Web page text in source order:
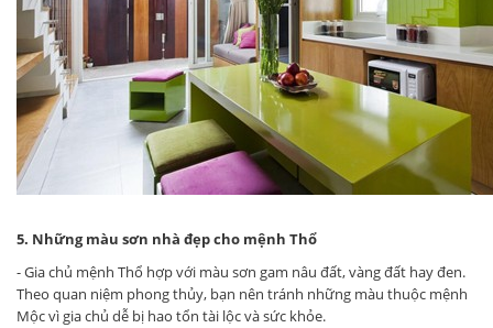
5. Những màu sơn nhà đẹp cho mệnh Thổ
- Gia chủ mệnh Thổ hợp với màu sơn gam nâu đất, vàng đất hay đen.
Theo quan niệm phong thủy, bạn nên tránh những màu thuộc mệnh
Mộc vì gia chủ dễ bị hao tổn tài lộc và sức khỏe.